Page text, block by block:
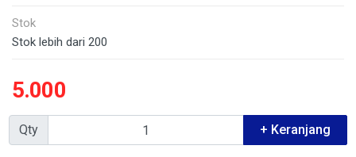
Stok
Stok lebih dari 200
5.000
Qty + Keranjang